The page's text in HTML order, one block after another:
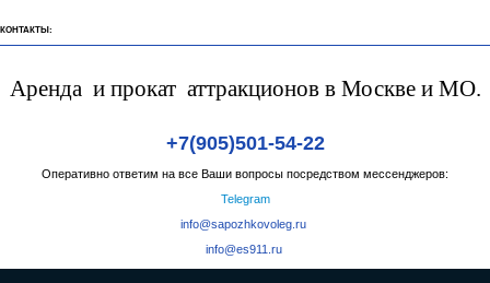
КОНТАКТЫ:
Аренда и прокат аттракционов в Москве и МО.
+7(905)501-54-22
Оперативно ответим на все Ваши вопросы посредством мессенджеров:
Telegram
info@sapozhkovoleg.ru
info@es911.ru